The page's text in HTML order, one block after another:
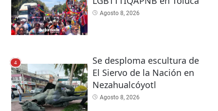
Agosto 8, 2026
4
Se desploma escultura de
El Siervo de la Nación en
Nezahualcóyotl
Agosto 8, 2026